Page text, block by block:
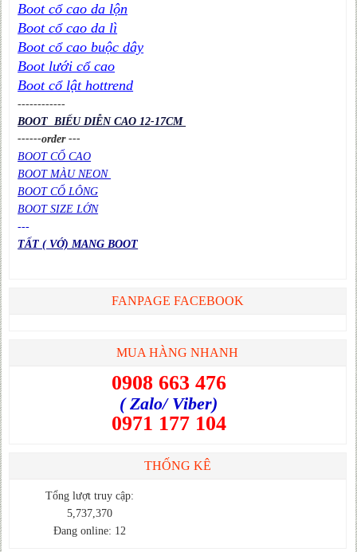
Boot cổ cao da lộn
Boot cổ cao da lì
Boot cổ cao buộc dây
Boot lưới cổ cao
Boot cổ lật hottrend
------------
BOOT BIỂU DIỄN CAO 12-17CM
------order ---
BOOT CỔ CAO
BOOT MÀU NEON
BOOT CỔ LÔNG
BOOT SIZE LỚN
---
TẤT ( VỚ) MANG BOOT
FANPAGE FACEBOOK
MUA HÀNG NHANH
0908 663 476
( Zalo/ Viber)
0971 177 104
THỐNG KÊ
Tổng lượt truy cập:
5,737,370
Đang online: 12